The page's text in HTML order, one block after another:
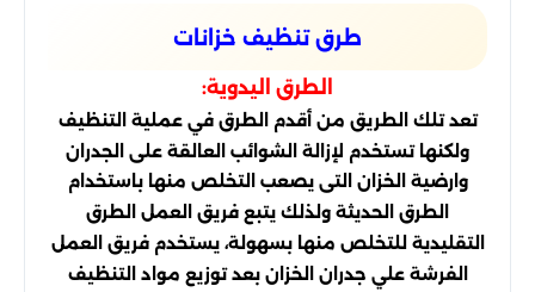
طرق تنظيف خزانات
الطرق اليدوية:
تعد تلك الطريق من أقدم الطرق في عملية التنظيف
ولكنها تستخدم لإزالة الشوائب العالقة على الجدران
وارضية الخزان التى يصعب التخلص منها باستخدام
الطرق الحديثة ولذلك يتبع فريق العمل الطرق
التقليدية للتخلص منها بسهولة، يستخدم فريق العمل
الفرشة علي جدران الخزان بعد توزيع مواد التنظيف